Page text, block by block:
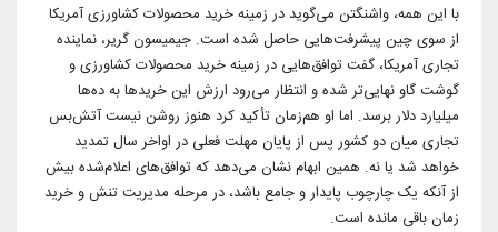
با این همه، واشنگتن می‌گوید در زمینه خرید محصولات کشاورزی آمریکا
از سوی چین پیشرفت‌هایی حاصل شده است. جیمیسون گریر، نماینده
تجاری آمریکا، گفت توافق‌هایی در زمینه خرید محصولات کشاورزی و
گوشت گاو نهایی‌تر شده و انتظار می‌رود ارزش این خریدها به ده‌ها
میلیارد دلار برسد. اما او هم‌زمان تأکید کرد هنوز روشن نیست آتش‌بس
تجاری میان دو کشور پس از پایان مهلت فعلی در اواخر سال تمدید
خواهد شد یا نه. همین ابهام نشان می‌دهد که توافق‌های اعلام‌شده بیش
از آنکه یک چارچوب پایدار و جامع باشد، در مرحله مدیریت تنش و خرید
زمان باقی مانده است.